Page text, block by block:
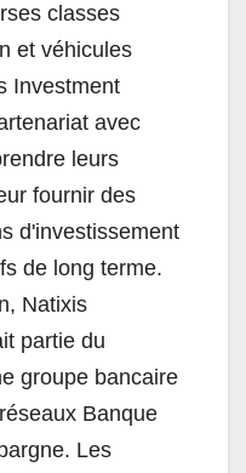
classes
et véhicules
Investment
avec
leurs
fournir des
d'investissement
de long terme.
Natixis
partie du
groupe bancaire
Banque
Les